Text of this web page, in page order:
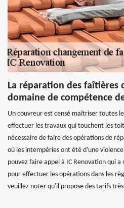
La réparation des faîtières
domaine de compétence
Un couvreur est censé maîtriser toutes
effectuer les travaux qui touchent les
nécessaire de faire des opérations de
où les intempéries ont été d'une
pouvez faire appel à IC Renovation qui
pour effectuer les opérations dans les
veuillez noter qu'il propose des tarifs